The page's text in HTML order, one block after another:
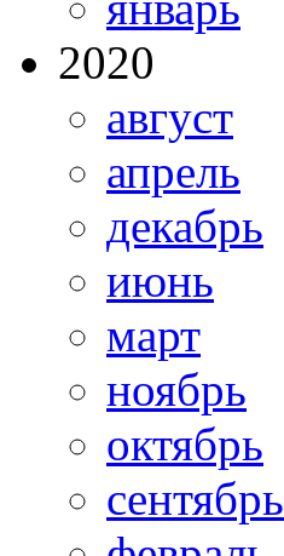
2020
август
апрель
декабрь
июнь
март
ноябрь
октябрь
сентябрь